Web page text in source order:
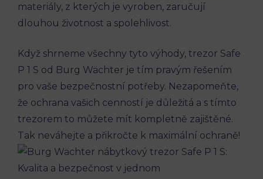
materiály, z kterých je vyroben, zaručují
dlouhou životnost a spolehlivost.
Když shrneme všechny tyto výhody, trezor Safe
P 1 S od Burg Wächter je tím pravým řešením
pro vaše bezpečnostní potřeby. Nezapomeňte,
že ochrana vašich cenností je důležitá a s tímto
trezorem to můžete mít kompletně zajištěné.
Tak neváhejte a přikročte k maximální ochraně!